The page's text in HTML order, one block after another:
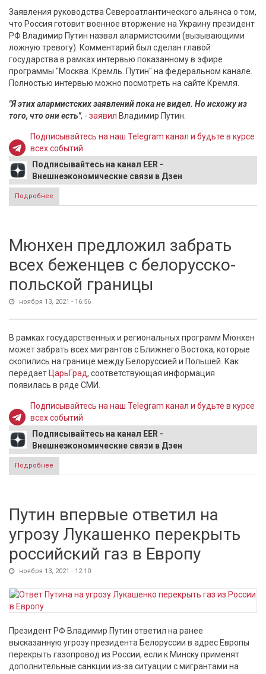
Заявления руководства Североатлантического альянса о том,
что Россия готовит военное вторжение на Украину президент
РФ Владимир Путин назвал алармистскими (вызывающими
ложную тревогу). Комментарий был сделан главой
государства в рамках интервью показанному в эфире
программы "Москва. Кремль. Путин" на федеральном канале.
Полностью интервью можно посмотреть на сайте Кремля.
"Я этих алармистских заявлений пока не видел. Но исхожу из
того, что они есть", - заявил Владимир Путин.
Подписывайтесь на наш Telegram канал и будьте в курсе
всех событий
Подписывайтесь на канал EER -
Внешнеэкономические связи в Дзен
Подробнее
«российском вторжении» на Украину
Мюнхен предложил забрать
всех беженцев с белорусско-
польской границы
ноября 13, 2021 - 16:56
В рамках государственных и региональных программ Мюнхен
может забрать всех мигрантов с Ближнего Востока, которые
скопились на границе между Белоруссией и Польшей. Как
передает ЦарьГрад, соответствующая информация
появилась в ряде СМИ.
Подписывайтесь на наш Telegram канал и будьте в курсе
всех событий
Подписывайтесь на канал EER -
Внешнеэкономические связи в Дзен
Подробнее
белорусско-польской границы
Путин впервые ответил на
угрозу Лукашенко перекрыть
российский газ в Европу
ноября 13, 2021 - 12:10
Президент РФ Владимир Путин ответил на ранее
высказанную угрозу президента Белоруссии в адрес Европы
перекрыть газопровод из России, если к Минску применят
дополнительные санкции из-за ситуации с мигрантами на